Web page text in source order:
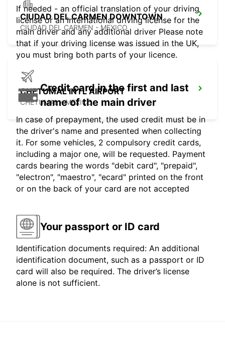
CIUDAD DEL CARMEN DOWNTOWN
CIUDAD DEL CARMEN - MEXICO
CHETUMAL INTL AIRPORT
CHETUMAL - MEXICO
If needed - an official translation of your driving
license or an international driving license for the
main driver and any additional driver Please note
that if your driving license was issued in the UK,
you must bring both parts of your licence.
Credit card in the first and last
name of the main driver
In case of prepayment, the used credit must be in
the driver's name and presented when collecting
it. For some vehicles, 2 compulsory credit cards,
including a major one, will be requested. Payment
cards bearing the words "debit card", "prepaid",
"electron", "maestro", "ecard" printed on the front
or on the back of your card are not accepted
Your passport or ID card
Identification documents required: An additional
identification document, such as a passport or ID
card will also be required. The driver’s license
alone is not sufficient.